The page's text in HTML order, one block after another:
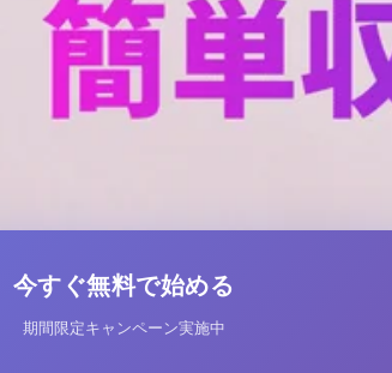
今すぐ無料で始める
期間限定キャンペーン実施中